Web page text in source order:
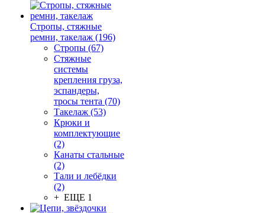
Стропы, стяжные
ремни, такелаж (196)
Стропы (67)
Стяжные
системы
крепления груза,
эспандеры,
тросы тента (70)
Такелаж (53)
Крюки и
комплектующие
(2)
Канаты стальные
(2)
Тали и лебёдки
(2)
+ ЕЩЕ 1